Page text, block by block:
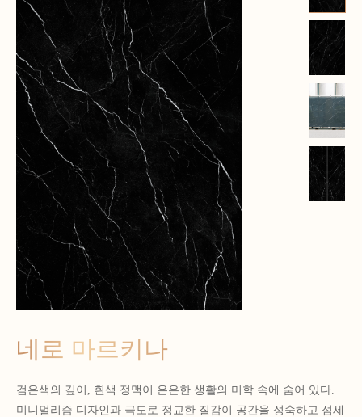
네로 마르키나
검은색의 깊이, 흰색 정맥이 은은한 생활의 미학 속에 숨어 있다.
미니멀리즘 디자인과 극도로 정교한 질감이 공간을 성숙하고 섬세